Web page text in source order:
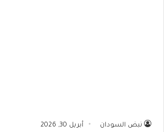
نبض السودان أبريل 30, 2026